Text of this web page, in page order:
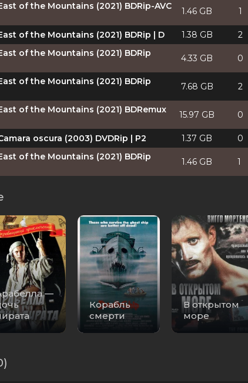
of the Mountains (2021) BDRip-AVC
1.46 GB 1
of the Mountains (2021) BDRip | D 1.38 GB 2
of the Mountains (2021) BDRip
4.33 GB 0
of the Mountains (2021) BDRip
7.68 GB 2
of the Mountains (2021) BDRemux
15.97 GB 0
oscura (2003) DVDRip | P2 1.37 GB 0
of the Mountains (2021) BDRip
1.46 GB 1
—
Корабль
смерти
В открытом
море